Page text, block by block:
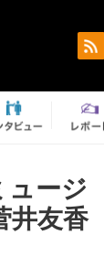
ージ
友香